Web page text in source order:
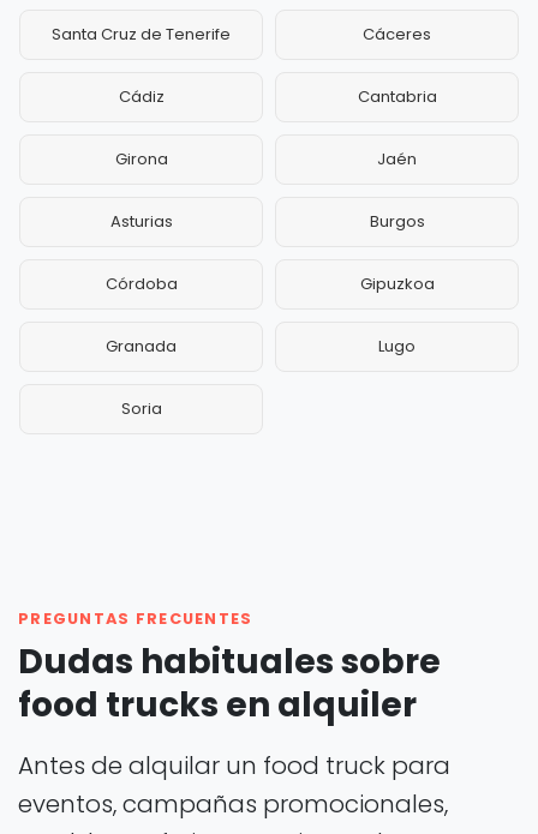
Santa Cruz de Tenerife Cáceres
Cádiz Cantabria
Girona Jaén
Asturias Burgos
Córdoba Gipuzkoa
Granada Lugo
Soria
PREGUNTAS FRECUENTES
Dudas habituales sobre
food trucks en alquiler
Antes de alquilar un food truck para
eventos, campañas promocionales,